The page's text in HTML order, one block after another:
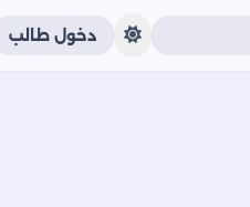
دخول طالب